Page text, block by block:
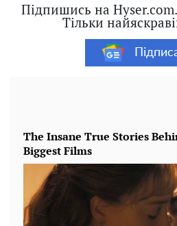
Підпишись на
Тільки